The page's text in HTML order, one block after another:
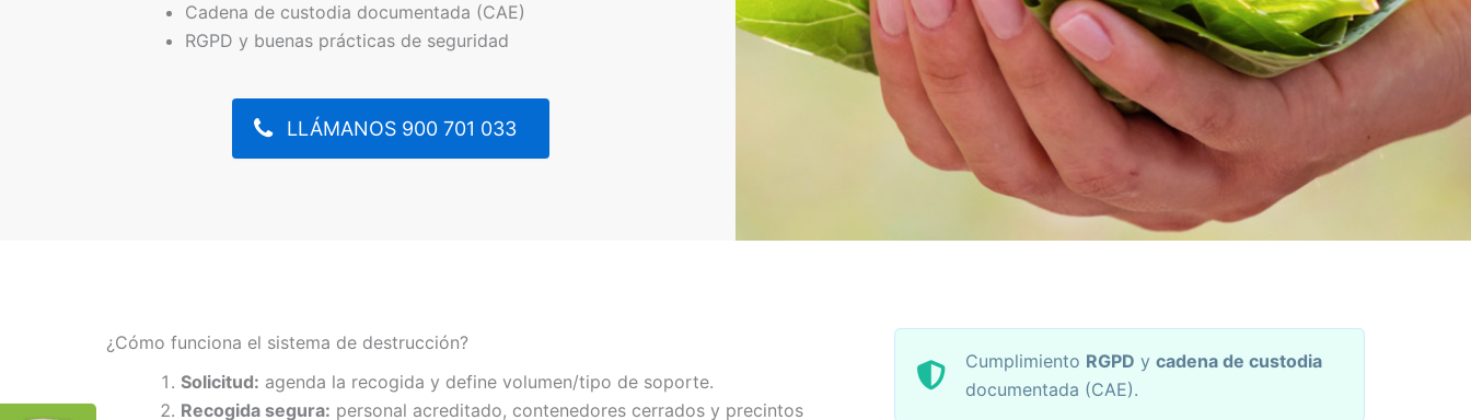
Cadena de custodia documentada (CAE)
RGPD y buenas prácticas de seguridad
LLÁMANOS 900 701 033
¿Cómo funciona el sistema de destrucción?
Solicitud: agenda la recogida y define volumen/tipo de soporte.
Recogida segura: personal acreditado, contenedores cerrados y precintos
Cumplimiento RGPD y cadena de custodia
documentada (CAE).